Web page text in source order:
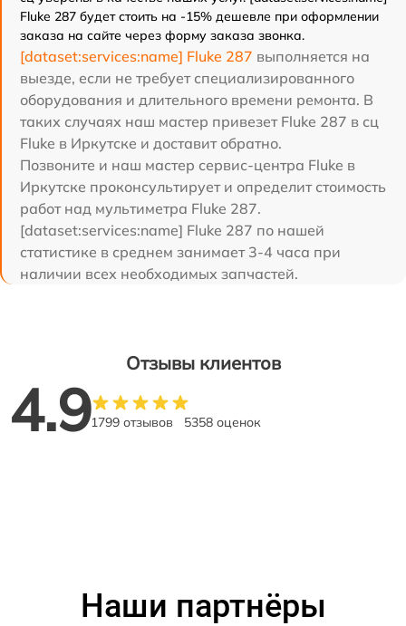
Fluke 287 будет стоить на -15% дешевле при оформлении
заказа на сайте через форму заказа звонка.
[dataset:services:name] Fluke 287 выполняется на
выезде, если не требует специализированного
оборудования и длительного времени ремонта. В
таких случаях наш мастер привезет Fluke 287 в сц
Fluke в Иркутске и доставит обратно.
Позвоните и наш мастер сервис-центра Fluke в
Иркутске проконсультирует и определит стоимость
работ над мультиметра Fluke 287.
[dataset:services:name] Fluke 287 по нашей
статистике в среднем занимает 3-4 часа при
наличии всех необходимых запчастей.
Отзывы клиентов
4.91799 отзывов 5358 оценок
Наши партнёры